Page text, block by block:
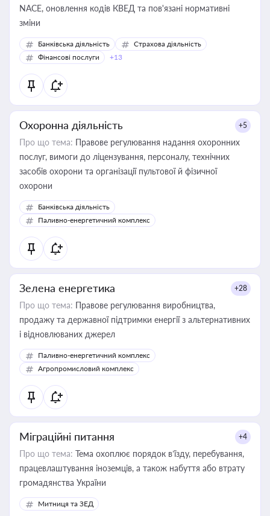
NACE, оновлення кодів КВЕД та пов'язані нормативні
зміни
Банківська діяльність
Страхова діяльність
Фінансові послуги
+13
Охоронна діяльність +5
Про що тема: Правове регулювання надання охоронних
послуг, вимоги до ліцензування, персоналу, технічних
засобів охорони та організації пультової й фізичної
охорони
Банківська діяльність
Паливно-енергетичний комплекс
Зелена енергетика +28
Про що тема: Правове регулювання виробництва,
продажу та державної підтримки енергії з альтернативних
і відновлюваних джерел
Паливно-енергетичний комплекс
Агропромисловий комплекс
Міграційні питання +4
Про що тема: Тема охоплює порядок в’їзду, перебування,
працевлаштування іноземців, а також набуття або втрату
громадянства України
Митниця та ЗЕД